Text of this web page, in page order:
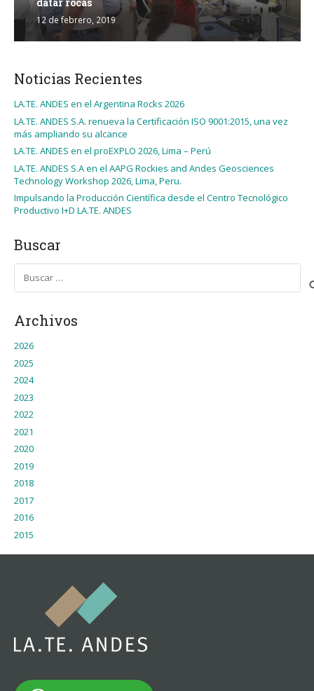
12 de febrero, 2019
Noticias Recientes
LA.TE. ANDES en el Argentina Rocks 2026
LA.TE. ANDES S.A. renueva la Certificación ISO 9001:2015, una vez
más ampliando su alcance
LA.TE. ANDES en el proEXPLO 2026, Lima – Perú
LA.TE. ANDES S.A en el AAPG Rockies and Andes Geosciences
Technology Workshop 2026, Lima, Peru.
Impulsando la Producción Científica desde el Centro Tecnológico
Productivo I+D LA.TE. ANDES
Buscar
Archivos
2026
2025
2024
2023
2022
2021
2020
2019
2018
2017
2016
2015